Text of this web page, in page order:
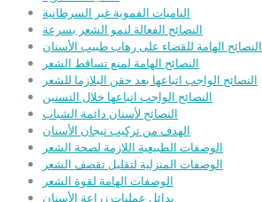
الناميات الفموية غير السرطانية
النصائح الفعالة لنمو الشعر بسرعة
النصائح الهامة للقضاء على رهاب طبيب الأسنان
النصائح الهامة لمنع تساقط الشعر
النصائح الواجب اتباعها بعد حقن البلازما للشعر
النصائح الواجب اتباعها خلال التسنين
النصائح لأسنان دائمة الشباب
الهدف من تركيب تيجان الأسنان
الوصفات الطبيعية اللازمة لصحة الشعر
الوصفات المنزلية لتقليل تقصف الشعر
الوصفات الهامة لقوة الشعر
بدائل عمليات زراعة الأسنان